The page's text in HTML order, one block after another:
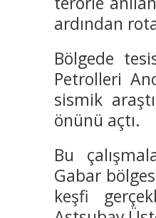
ardından
Bölgede
Petrolleri
sismik
önünü açtı.
Bu
Gabar
keşfi